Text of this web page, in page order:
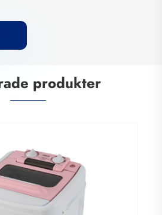
produkter